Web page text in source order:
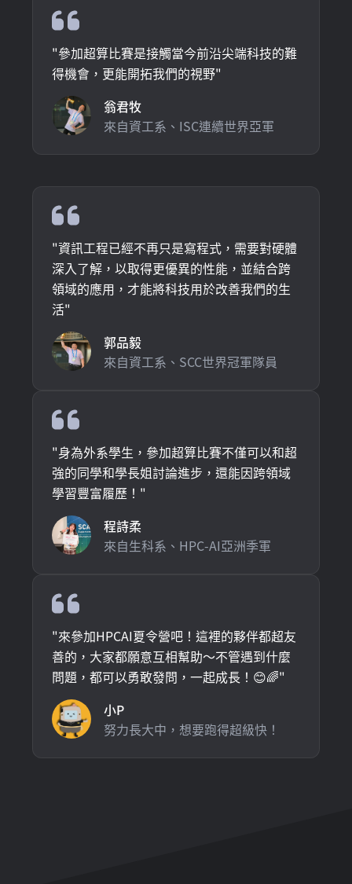
"參加超算比賽是接觸當今前沿尖端科技的難
得機會，更能開拓我們的視野"
翁君牧
來自資工系、ISC連續世界亞軍
"資訊工程已經不再只是寫程式，需要對硬體
深入了解，以取得更優異的性能，並結合跨
領域的應用，才能將科技用於改善我們的生
活"
郭品毅
來自資工系、SCC世界冠軍隊員
"身為外系學生，參加超算比賽不僅可以和超
強的同學和學長姐討論進步，還能因跨領域
學習豐富履歷！ "
程詩柔
來自生科系、HPC-AI亞洲季軍
"來參加HPCAI夏令營吧！這裡的夥伴都超友
善的，大家都願意互相幫助～不管遇到什麼
問題，都可以勇敢發問，一起成長！😊🌈"
小P
努力長大中，想要跑得超級快！